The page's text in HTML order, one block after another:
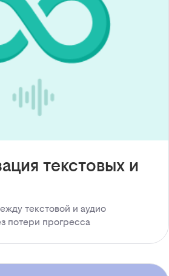
текстовых и
текстовой и аудио
потери прогресса